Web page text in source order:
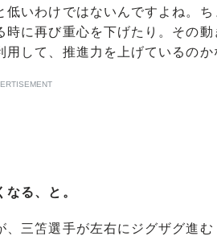
いわけではないんですよね。ち
に再び重心を下げたり。その動
して、推進力を上げているのか
る、と。
三笘選手が左右にジグザグ進む